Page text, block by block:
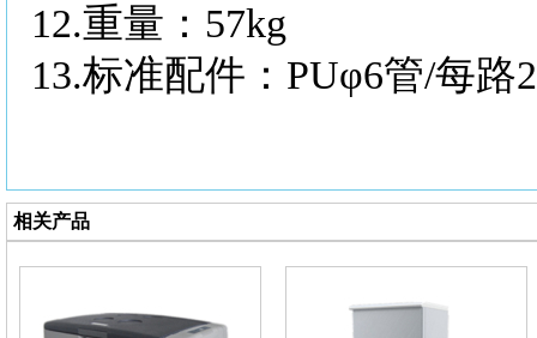
12.重量： 57kg
13.标准配件： PUφ6管/每路
相关产品